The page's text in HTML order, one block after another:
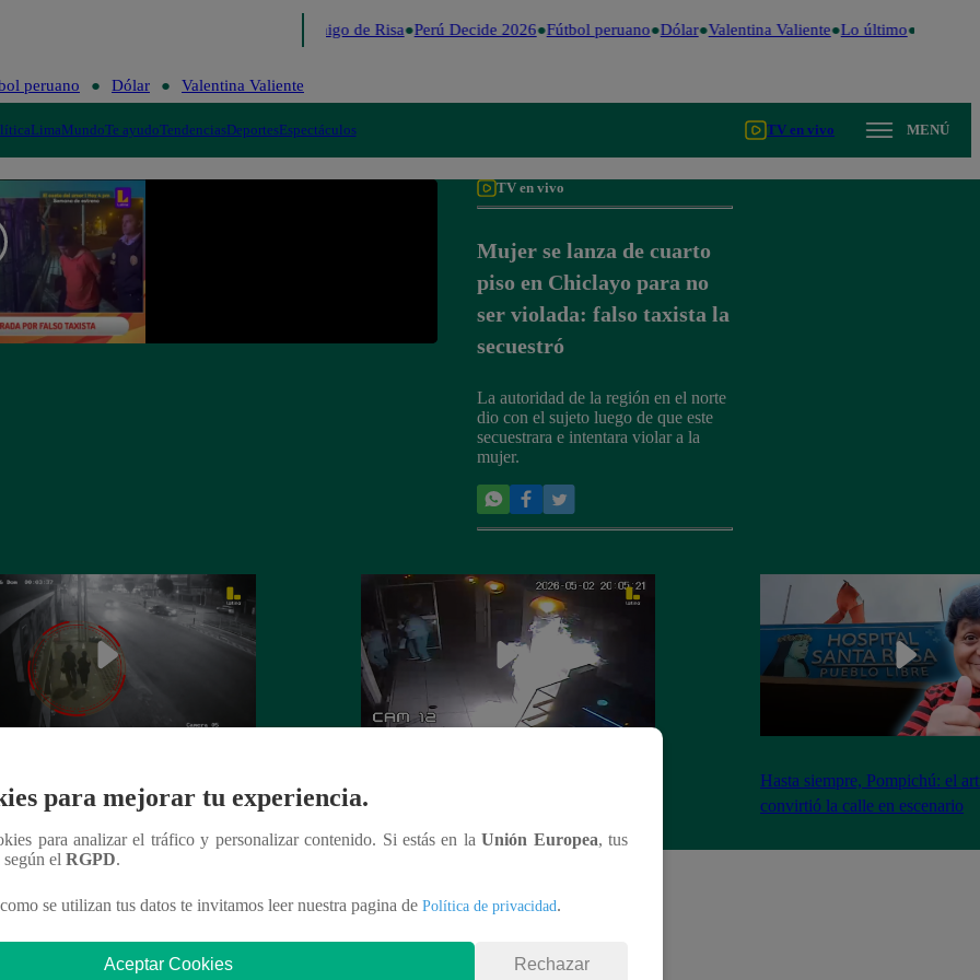
Me Caigo de Risa Perú Decide 2026 Fútbol peruano Dólar Valentina Valiente Lo último Me Caigo
peruano Dólar Valentina Valiente
LimaMundoTe ayudoTendenciasDeportesEspectáculos TV en vivo MENÚ
TV en vivo
Mujer se lanza de cuarto
piso en Chiclayo para no
ser violada: falso taxista la
secuestró
La autoridad de la región en el norte
dio con el sujeto luego de que este
secuestrara e intentara violar a la
mujer.
panadería con clientes adentro
Hasta siempre, Pompichú: el
convirtió la calle en escenario
para mejorar tu experiencia.
para analizar el tráfico y personalizar contenido. Si estás en laUnión Europea, tus
según el RGPD.
se utilizan tus datos te invitamos leer nuestra pagina de Política de privacidad.
Aceptar Cookies Rechazar